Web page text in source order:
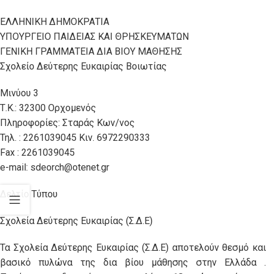
ΕΛΛΗΝΙΚΗ ΔΗΜΟΚΡΑΤΙΑ
ΥΠΟΥΡΓΕΙΟ ΠΑΙΔΕΙΑΣ ΚΑΙ ΘΡΗΣΚΕΥΜΑΤΩΝ
ΓΕΝΙΚΗ ΓΡΑΜΜΑΤΕΙΑ ΔΙΑ ΒΙΟΥ ΜΑΘΗΣΗΣ
Σχολείο Δεύτερης Ευκαιρίας Βοιωτίας
Μινύου 3
Τ.Κ.: 32300 Ορχομενός
Πληροφορίες: Σταράς Κων/νος
Τηλ. : 2261039045 Κιν. 6972290333
Fax : 2261039045
e-mail: sdeorch@otenet.gr
Δελτίο Τύπου
Σχολεία Δεύτερης Ευκαιρίας (Σ.Δ.Ε)
Τα Σχολεία Δεύτερης Ευκαιρίας (Σ.Δ.Ε) αποτελούν θεσμό και
βασικό πυλώνα της δια βίου μάθησης στην Ελλάδα .